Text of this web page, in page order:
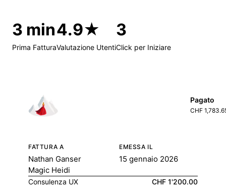
3 min
Prima Fattura
4.9★
Valutazione Utenti
3
Click per Iniziare
FATTURA A
Nathan Ganser
Magic Heidi
EMESSA IL
15 gennaio 2026
Consulenza UX CHF 1'200.00
Pagato
CHF